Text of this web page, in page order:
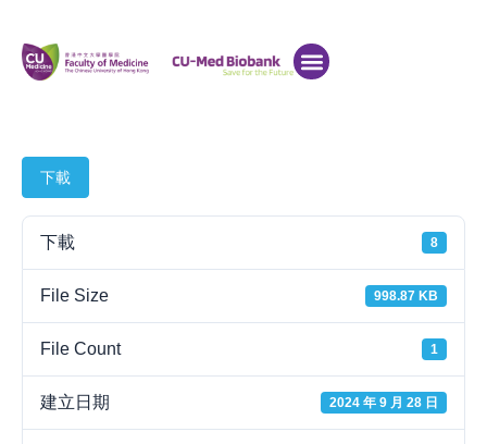
下載
下載 8
File Size 998.87 KB
File Count 1
建立日期 2024 年 9 月 28 日